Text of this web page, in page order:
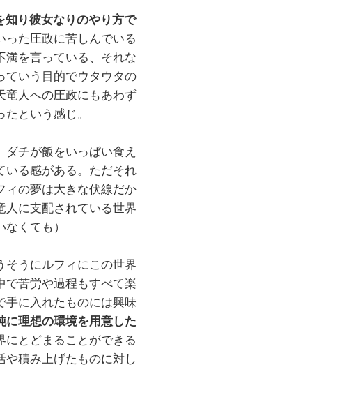
知り彼女なりのやり方で
った圧政に苦しんでいる
満を言っている、それな
ていう目的でウタウタの
竜人への圧政にもあわず
という感じ。
チが飯をいっぱい食え
いる感がある。ただそれ
ィの夢は大きな伏線だか
人に支配されている世界
くても）
そうにルフィにこの世界
で苦労や過程もすべて楽
手に入れたものには興味
に理想の環境を用意した
にとどまることができる
や積み上げたものに対し